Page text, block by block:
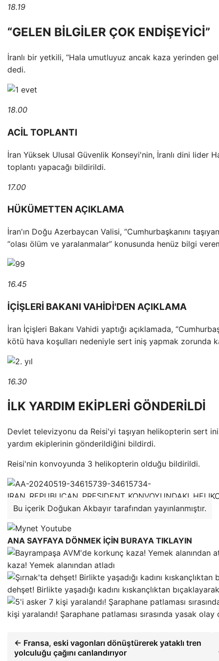
18.19
“GELEN BİLGİLER ÇOK ENDİŞEYİCİ”
İranlı bir yetkili, “Hala umutluyuz ancak kaza yerinden
dedi.
18.00
ACİL TOPLANTI
İran Yüksek Ulusal Güvenlik Konseyi'nin, İranlı dini lider
toplantı yapacağı bildirildi.
17.00
HÜKÜMETTEN AÇIKLAMA
İran'ın Doğu Azerbaycan Valisi, “Cumhurbaşkanını
“olası ölüm ve yaralanmalar” konusunda henüz bilgi
16.45
İÇİŞLERİ BAKANI VAHİDİ'DEN AÇIKLAMA
İran İçişleri Bakanı Vahidi yaptığı açıklamada,
kötü hava koşulları nedeniyle sert iniş yapmak zorunda
16.30
İLK YARDIM EKİPLERİ GÖNDERİLDİ
Devlet televizyonu da Reisi'yi taşıyan helikopterin sert
yardım ekiplerinin gönderildiğini bildirdi.
Reisi'nin konvoyunda 3 helikopterin olduğu bildirildi.
Bu içerik Doğukan Akbayır tarafından yayınlanmıştır.
ANA SAYFAYA DÖNMEK İÇİN BURAYA TIKLAYIN
kaza! Yemek alanından atladı
dehşet! Birlikte yaşadığı kadını kıskançlıktan
kişi yaralandı! Şaraphane patlaması sırasında yasak olay
← Fransa, eski vagonları dönüştürerek yataklı tren
yolculuğu çağını canlandırıyor